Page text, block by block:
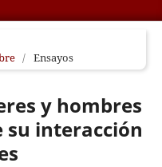
/ Ensayos
y hombres
su interacción